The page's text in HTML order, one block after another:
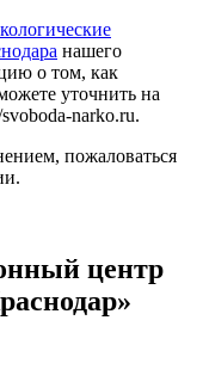
нашего
о том, как
уточнить на
narko.ru.
пожаловаться
центр